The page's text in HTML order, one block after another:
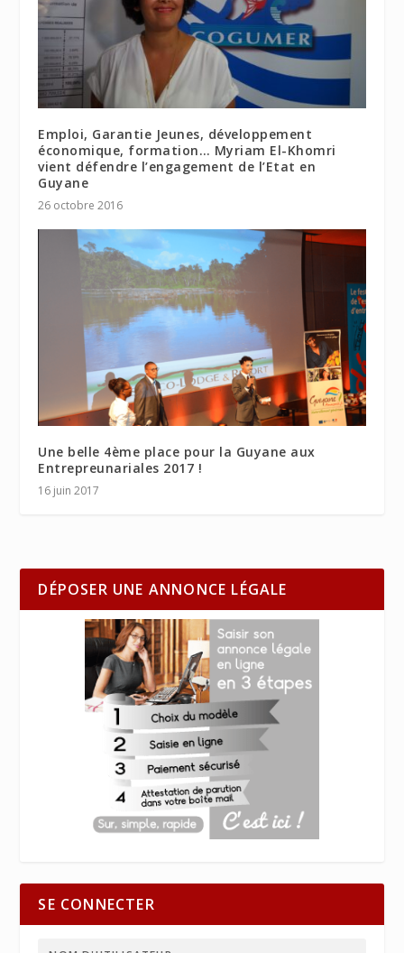
Emploi, Garantie Jeunes, développement
économique, formation… Myriam El-Khomri
vient défendre l’engagement de l’Etat en
Guyane
26 octobre 2016
Une belle 4ème place pour la Guyane aux
Entrepreunariales 2017 !
16 juin 2017
DÉPOSER UNE ANNONCE LÉGALE
SE CONNECTER